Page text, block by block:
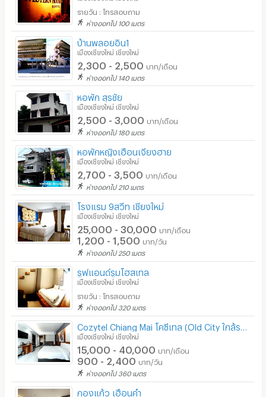
รายวัน : โทรสอบถาม
ห่างออกไป 100 เมตร
บ้านพลอยอิน1
เมืองเชียงใหม่ เชียงใหม่
2,300 - 2,500 บาท/เดือน
ห่างออกไป 140 เมตร
หอพัก สุรชัย
เมืองเชียงใหม่ เชียงใหม่
2,500 - 3,000 บาท/เดือน
ห่างออกไป 180 เมตร
หอพักหญิงเฮือนเจียงฮาย
เมืองเชียงใหม่ เชียงใหม่
2,700 - 3,500 บาท/เดือน
ห่างออกไป 210 เมตร
โรงแรม 9สวีท เชียงใหม่
เมืองเชียงใหม่ เชียงใหม่
25,000 - 30,000 บาท/เดือน
1,200 - 1,500 บาท/วัน
ห่างออกไป 250 เมตร
รูฟแอนด์รูมโฮสเทล
เมืองเชียงใหม่ เชียงใหม่
รายวัน : โทรสอบถาม
ห่างออกไป 320 เมตร
เมืองเชียงใหม่ เชียงใหม่
15,000 - 40,000 บาท/เดือน
900 - 2,400 บาท/วัน
ห่างออกไป 360 เมตร
กองแก้ว เฮือนคำ